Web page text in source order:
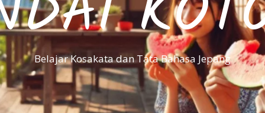
Belajar Kosakata dan Tata Bahasa Jepang